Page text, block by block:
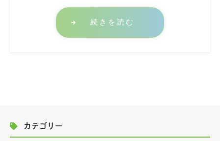
続きを読む
カテゴリー